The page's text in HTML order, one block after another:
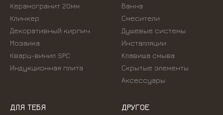
Керамогранит 20мм
Клинкер
Декоративный кирпич
Мозаика
Кварц-винил SPC
Индукционная плита
Ванна
Смесители
Душевые системы
Инсталляции
Kлавиша смыва
Скрытые элементы
Аксессуары
ДЛЯ ТЕБЯ ДРУГОЕ